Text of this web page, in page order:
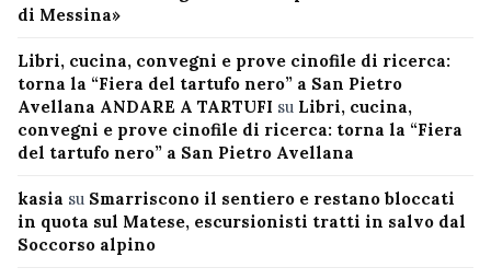
di Messina»
Libri, cucina, convegni e prove cinofile di ricerca:
torna la “Fiera del tartufo nero” a San Pietro
Avellana ANDARE A TARTUFI su Libri, cucina,
convegni e prove cinofile di ricerca: torna la “Fiera
del tartufo nero” a San Pietro Avellana
kasia su Smarriscono il sentiero e restano bloccati
in quota sul Matese, escursionisti tratti in salvo dal
Soccorso alpino